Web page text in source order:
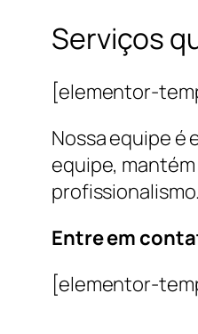
Serviços
[elementor-
Nossa equipe é
equipe,
profissionalismo.
Entre em
[elementor-